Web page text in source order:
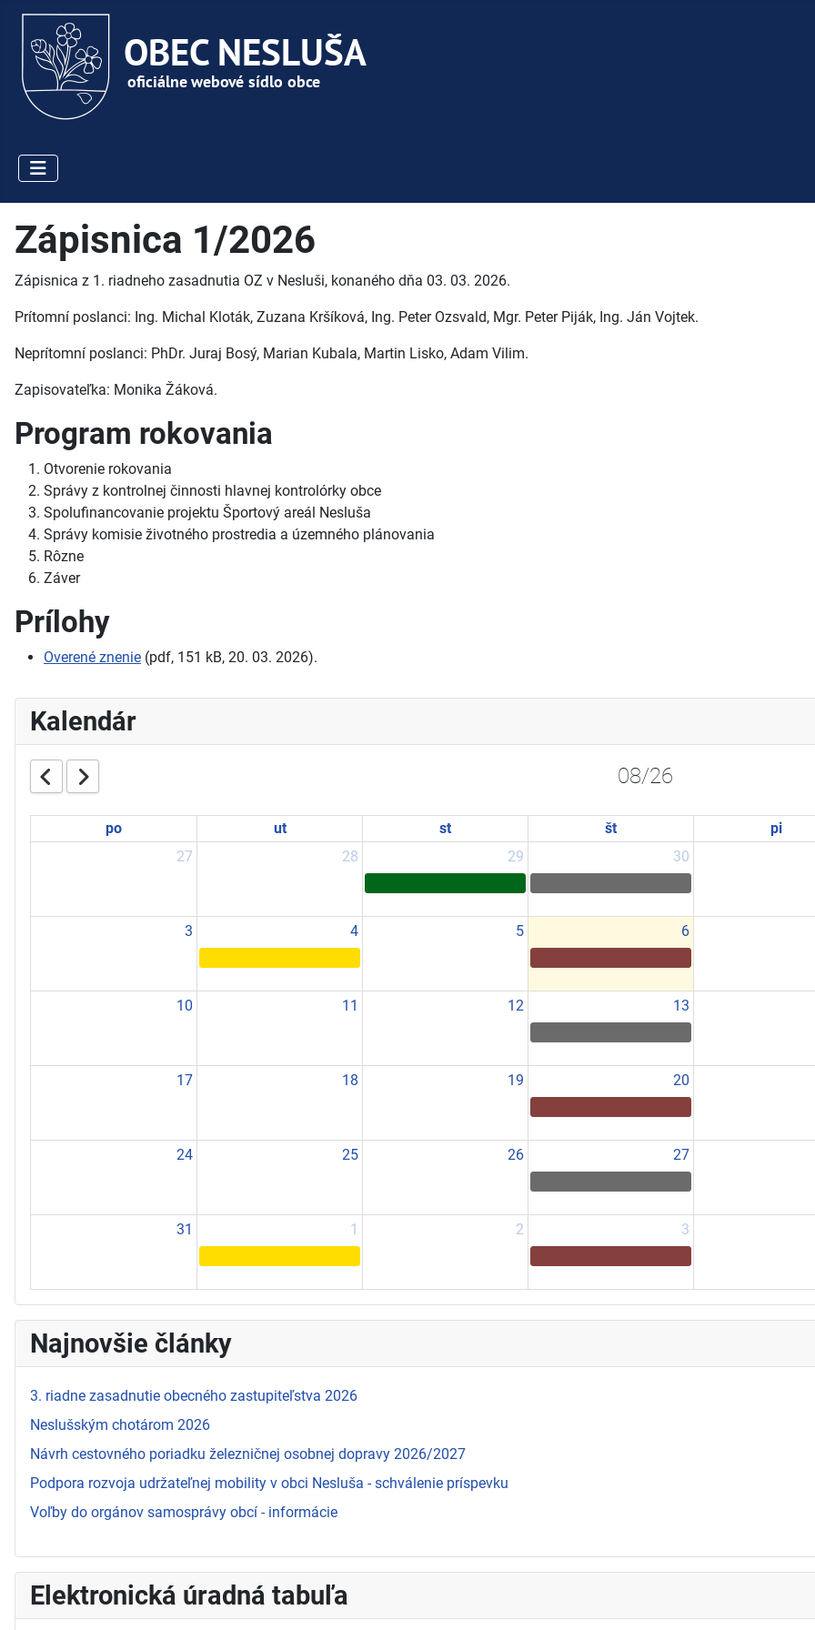
Zápisnica 1/2026
Zápisnica z 1. riadneho zasadnutia OZ v Nesluši, konaného dňa 03. 03. 2026.
Prítomní poslanci: Ing. Michal Kloták, Zuzana Kršíková, Ing. Peter Ozsvald, Mgr. Peter Piják, Ing. Ján Vojtek.
Neprítomní poslanci: PhDr. Juraj Bosý, Marian Kubala, Martin Lisko, Adam Vilim.
Zapisovateľka: Monika Žáková.
Program rokovania
Otvorenie rokovania
Správy z kontrolnej činnosti hlavnej kontrolórky obce
Spolufinancovanie projektu Športový areál Nesluša
Správy komisie životného prostredia a územného plánovania
Rôzne
Záver
Prílohy
Overené znenie (pdf, 151 kB, 20. 03. 2026).
Kalendár
08/26
po ut st št pi
27
28 29 30
3 4 5 6
10 11 12 13
17 18 19 20
24 25 26 27
31 1 2 3
Najnovšie články
3. riadne zasadnutie obecného zastupiteľstva 2026
Neslušským chotárom 2026
Návrh cestovného poriadku železničnej osobnej dopravy 2026/2027
Podpora rozvoja udržateľnej mobility v obci Nesluša - schválenie príspevku
Voľby do orgánov samosprávy obcí - informácie
Elektronická úradná tabuľa